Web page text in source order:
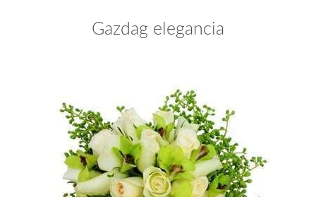
Gazdag elegancia